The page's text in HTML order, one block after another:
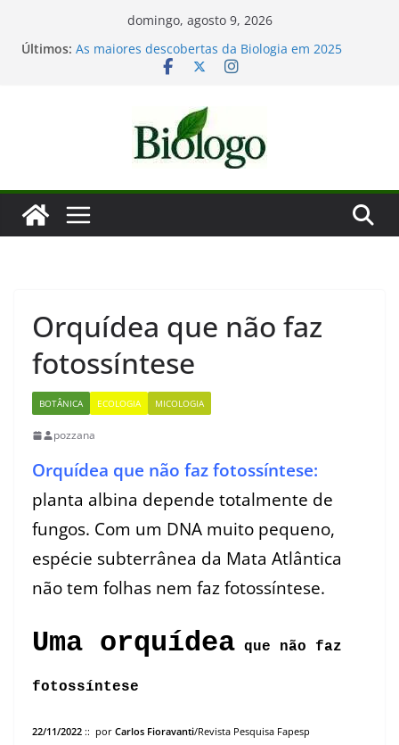
domingo, agosto 9, 2026
Últimos: Mergulho na Biologia – por que a ciência é tão
Dia Mundial das Baleias e Golfinhos
Tatiana Sampaio e a laminina
Considerações de fim de ano: Biologia 2025
Orquídea que não faz
fotossíntese
BOTÂNICA ECOLOGIA MICOLOGIA
pozzana
Orquídea que não faz fotossíntese:
planta albina depende totalmente de
fungos. Com um DNA muito pequeno,
espécie subterrânea da Mata Atlântica
não tem folhas nem faz fotossíntese.
Uma orquídea que não faz
fotossíntese
22/11/2022 :: por Carlos Fioravanti/Revista Pesquisa Fapesp